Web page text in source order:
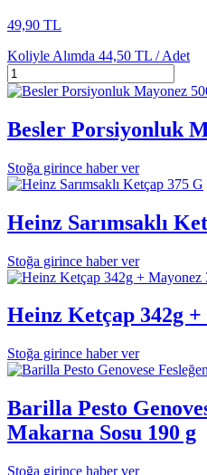
49,90 TL
Koliyle Alımda 44,50 TL /Adet
Besler Porsiyonluk
Stoğa girince haber ver
Heinz Sarımsaklı
Stoğa girince haber ver
Heinz Ketçap 342g +
Stoğa girince haber ver
Barilla Pesto
Makarna Sosu 190 g
Stoğa girince haber ver